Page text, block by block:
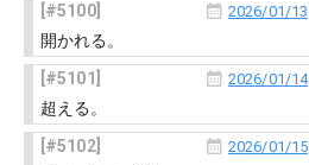
5100
2026/01/13
開かれる。
5101
2026/01/14
超える。
5102
2026/01/15